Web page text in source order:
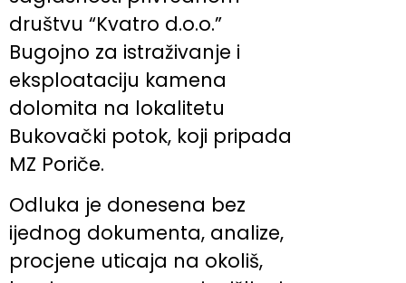
društvu “Kvatro d.o.o.”
Bugojno za istraživanje i
eksploataciju kamena
dolomita na lokalitetu
Bukovački potok, koji pripada
MZ Poriče.
Odluka je donesena bez
ijednog dokumenta, analize,
procjene uticaja na okoliš,